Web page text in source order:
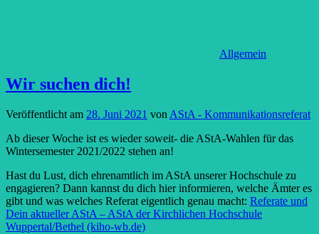
Allgemein
Wir suchen dich!
Veröffentlicht am 28. Juni 2021 von AStA - Kommunikationsreferat
Ab dieser Woche ist es wieder soweit- die AStA-Wahlen für das
Wintersemester 2021/2022 stehen an!
Hast du Lust, dich ehrenamtlich im AStA unserer Hochschule zu
engagieren? Dann kannst du dich hier informieren, welche Ämter es
gibt und was welches Referat eigentlich genau macht: Referate und
Dein aktueller AStA – AStA der Kirchlichen Hochschule
Wuppertal/Bethel (kiho-wb.de)